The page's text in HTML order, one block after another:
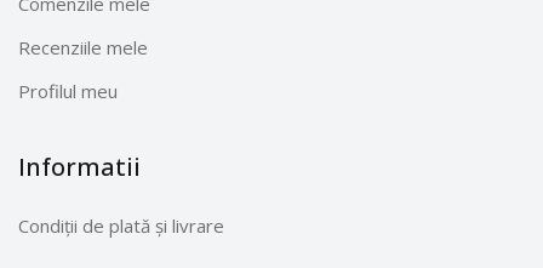
Recenziile mele
Profilul meu
Informatii
Condiții de plată și livrare